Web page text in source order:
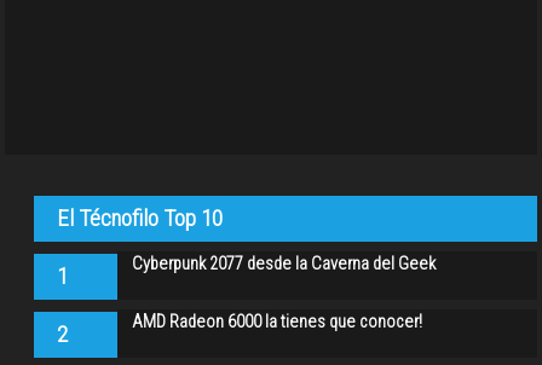
El Técnofilo Top 10
1 Cyberpunk 2077 desde la Caverna del Geek
2 AMD Radeon 6000 la tienes que conocer!